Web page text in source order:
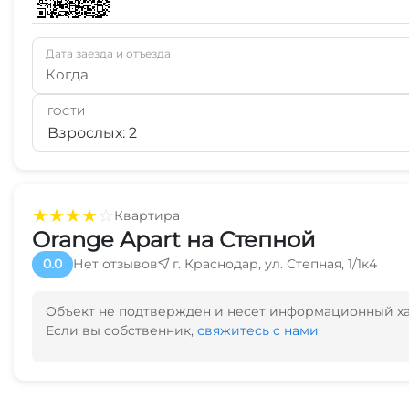
★★★★☆Квартира
Orange Apart на Степной
0.0 Нет отзывов г. Краснодар, ул. Степная, 1/1к4
Объект не подтвержден и несет информационный
Если вы собственник, свяжитесь с нами
Дата заезда и отъезда
Когда
ГОСТИ
Взрослых: 2